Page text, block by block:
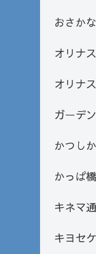
おさか
オリナス
オリナ
ガーデ
かつし
かっぱ橋
キネマ
キヨセ